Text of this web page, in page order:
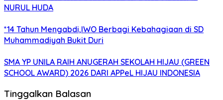
NURUL HUDA
*14 Tahun Mengabdi,IWO Berbagi Kebahagiaan di SD
Muhammadiyah Bukit Duri
SMA YP UNILA RAIH ANUGERAH SEKOLAH HIJAU (GREEN
SCHOOL AWARD) 2026 DARI APPeL HIJAU INDONESIA
Tinggalkan Balasan